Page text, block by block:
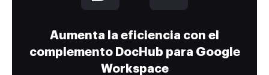
Aumenta la eficiencia con el
complemento DocHub para Google
Workspace